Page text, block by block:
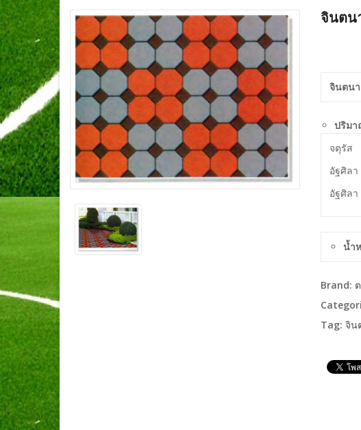
จินตน
จินตน
ปริมา
จตุรั
อัฐศิล
อัฐศิ
น้ำ
Brand:
Tag: จิน
ขนาด 15X400X1.6 ซม.
สีสักทอง
ขนาด 20X400X1.6
ไม้เชิงชาย เอสซีจี
ขนาด 20x400x1.6 ซม.
สีรองพื้น
ไม้เชิงชาย เอสซีจี
ขนาด 10X400X1.6